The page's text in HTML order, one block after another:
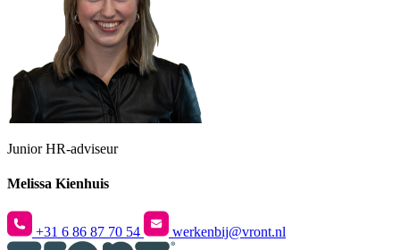
Junior HR-adviseur
Melissa Kienhuis
+31 6 86 87 70 54 werkenbij@vront.nl